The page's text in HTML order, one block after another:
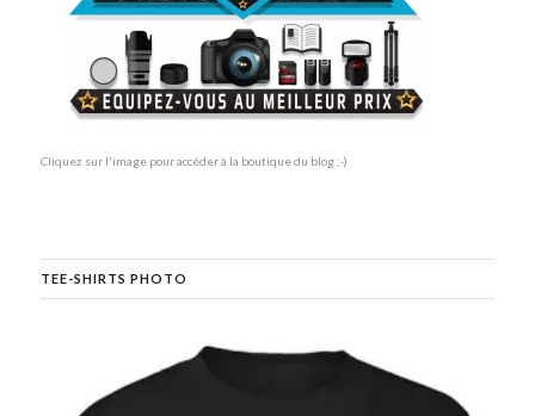
Cliquez sur l'image pour accéder à la boutique du blog ;-)
TEE-SHIRTS PHOTO